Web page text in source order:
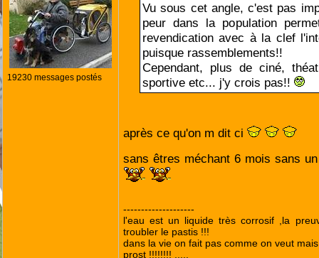
19230 messages postés
Vu sous cet angle, c'est pas
peur dans la population
revendication avec à la clef
puisque rassemblements!!
Cependant, plus de ciné,
sportive etc... j'y crois pas!!
après ce qu'on m dit ci
sans êtres méchant 6 mois sans
--------------------
l'eau est un liquide très corrosif ,la
troubler le pastis !!!
dans la vie on fait pas comme on veut
prost !!!!!!!! .....